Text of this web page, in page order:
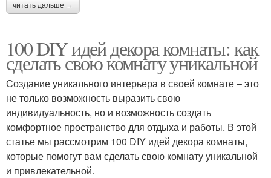
читать дальше →
100 DIY идей декора комнаты: как
сделать свою комнату уникальной
Создание уникального интерьера в своей комнате – это
не только возможность выразить свою
индивидуальность, но и возможность создать
комфортное пространство для отдыха и работы. В этой
статье мы рассмотрим 100 DIY идей декора комнаты,
которые помогут вам сделать свою комнату уникальной
и привлекательной.